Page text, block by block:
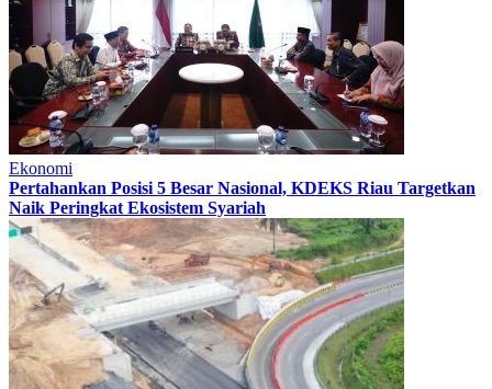
Ekonomi
Pertahankan Posisi 5 Besar Nasional, KDEKS Riau Targetkan
Naik Peringkat Ekosistem Syariah